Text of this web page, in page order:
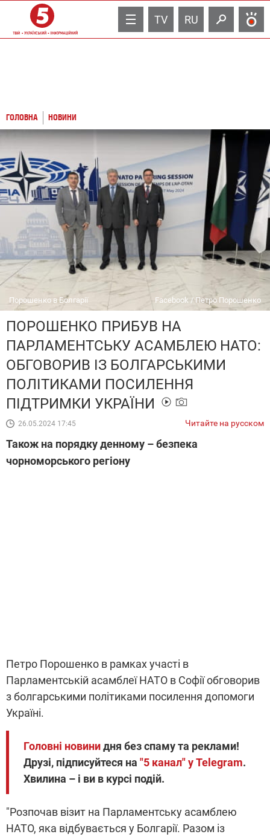
TV RU
ГОЛОВНА НОВИНИ
Порошенко в Болгарії Facebook / Петро Порошенко
ПОРОШЕНКО ПРИБУВ НА
ПАРЛАМЕНТСЬКУ АСАМБЛЕЮ НАТО:
ОБГОВОРИВ ІЗ БОЛГАРСЬКИМИ
ПОЛІТИКАМИ ПОСИЛЕННЯ
ПІДТРИМКИ УКРАЇНИ
26.05.2024 17:45 Читайте на русском
Також на порядку денному – безпека
чорноморського регіону
Петро Порошенко в рамках участі в
Парламентській асамблеї НАТО в Софії обговорив
з болгарськими політиками посилення допомоги
Україні.
Головні новинидня без спаму та реклами!
Друзі, підписуйтеся на "5 канал" у Telegram.
Хвилина – і ви в курсі подій.
"Розпочав візит на Парламентську асамблею
НАТО, яка відбувається у Болгарії. Разом із